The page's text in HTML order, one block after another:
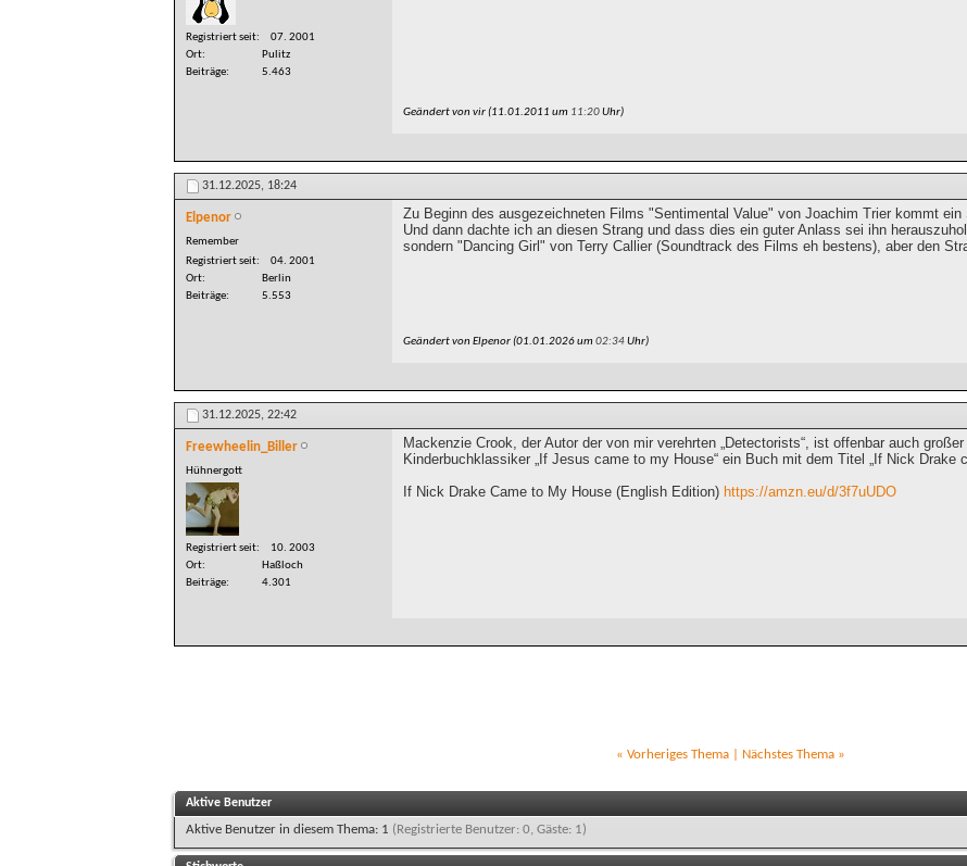
Registriert seit
07. 2001
Ort
Pulitz
Beiträge
5.463
Geändert von vir (11.01.2011 um 11:20Uhr)
31.12.2025, 18:24
Elpenor
Remember
Registriert seit
04. 2001
Ort
Berlin
Beiträge
5.553
Zu Beginn des ausgezeichneten Films "Sentimental Value" von Joachim Trier kommt
Und dann dachte ich an diesen Strang und dass dies ein guter Anlass sei ihn
sondern "Dancing Girl" von Terry Callier (Soundtrack des Films eh bestens), aber den
Geändert von Elpenor (01.01.2026 um02:34Uhr)
31.12.2025, 22:42
Freewheelin_Biller
Hühnergott
Registriert seit
10. 2003
Ort
Haßloch
Beiträge
4.301
Mackenzie Crook, der Autor der von mir verehrten „Detectorists“, ist offenbar auch
Kinderbuchklassiker „If Jesus came to my House“ ein Buch mit dem Titel „If Nick Drake
If Nick Drake Came to My House (English Edition) https://amzn.eu/d/3f7uUDO
« Vorheriges Thema| Nächstes Thema »
Aktive Benutzer
Aktive Benutzer in diesem Thema: 1 (Registrierte Benutzer: 0, Gäste: 1)